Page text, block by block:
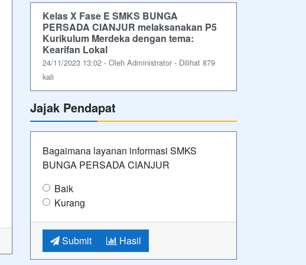
Kelas X Fase E SMKS BUNGA
PERSADA CIANJUR melaksanakan P5
Kurikulum Merdeka dengan tema:
Kearifan Lokal
24/11/2023 13:02 - Oleh Administrator - Dilihat 879
kali
Jajak Pendapat
Bagaimana layanan informasi SMKS
BUNGA PERSADA CIANJUR
Baik
Kurang
Submit Hasil